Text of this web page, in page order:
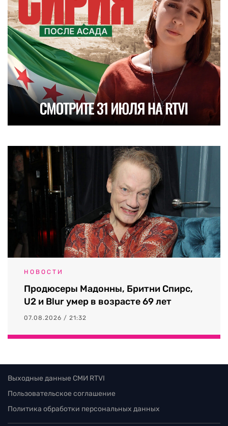
НОВОСТИ
Продюсеры Мадонны, Бритни Спирс,
U2 и Blur умер в возрасте 69 лет
07.08.2026 / 21:32
Выходные данные СМИ RTVI
Пользовательское соглашение
Политика обработки персональных данных